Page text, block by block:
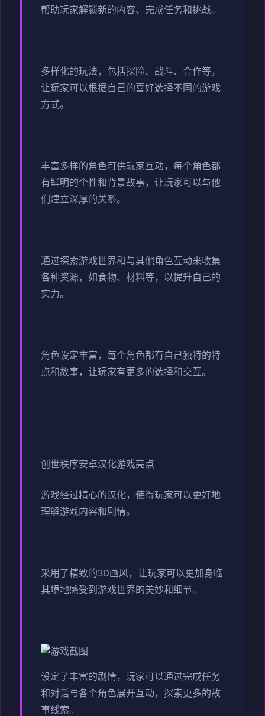
帮助玩家解锁新的内容、完成任务和挑战。
多样化的玩法，包括探险、战斗、合作等，
让玩家可以根据自己的喜好选择不同的游戏
方式。
丰富多样的角色可供玩家互动，每个角色都
有鲜明的个性和背景故事，让玩家可以与他
们建立深厚的关系。
通过探索游戏世界和与其他角色互动来收集
各种资源，如食物、材料等，以提升自己的
实力。
角色设定丰富，每个角色都有自己独特的特
点和故事，让玩家有更多的选择和交互。
创世秩序安卓汉化游戏亮点
游戏经过精心的汉化，使得玩家可以更好地
理解游戏内容和剧情。
采用了精致的3D画风，让玩家可以更加身临
其境地感受到游戏世界的美妙和细节。
设定了丰富的剧情，玩家可以通过完成任务
和对话与各个角色展开互动，探索更多的故
事线索。